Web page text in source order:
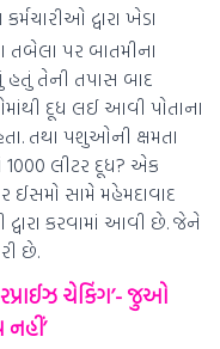
દ્વારા ખેડા
તબેલા પર બાતમીના
તેની તપાસ બાદ
દૂધ લઈ આવી પોતાના
તથા પશુઓની ક્ષમતા
લીટર દૂધ? એક
ઈસમો સામે મહેમદાવાદ
દ્વારા કરવામાં આવી છે. જેને
છે.
ચેકિંગ’- જુઓ